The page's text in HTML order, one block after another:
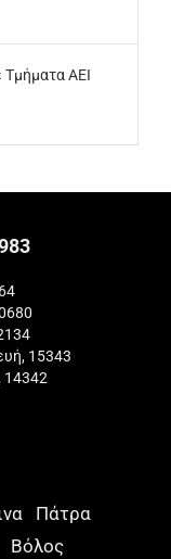
ΑΕΙ
15343
14342
Πάτρα
Βόλος